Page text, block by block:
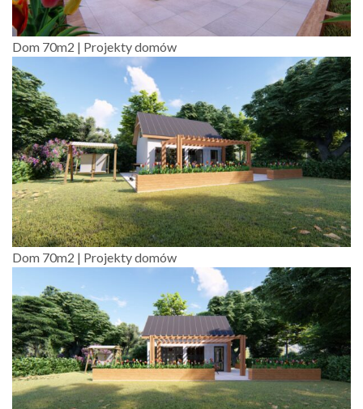
Dom 70m2 | Projekty domów
Dom 70m2 | Projekty domów